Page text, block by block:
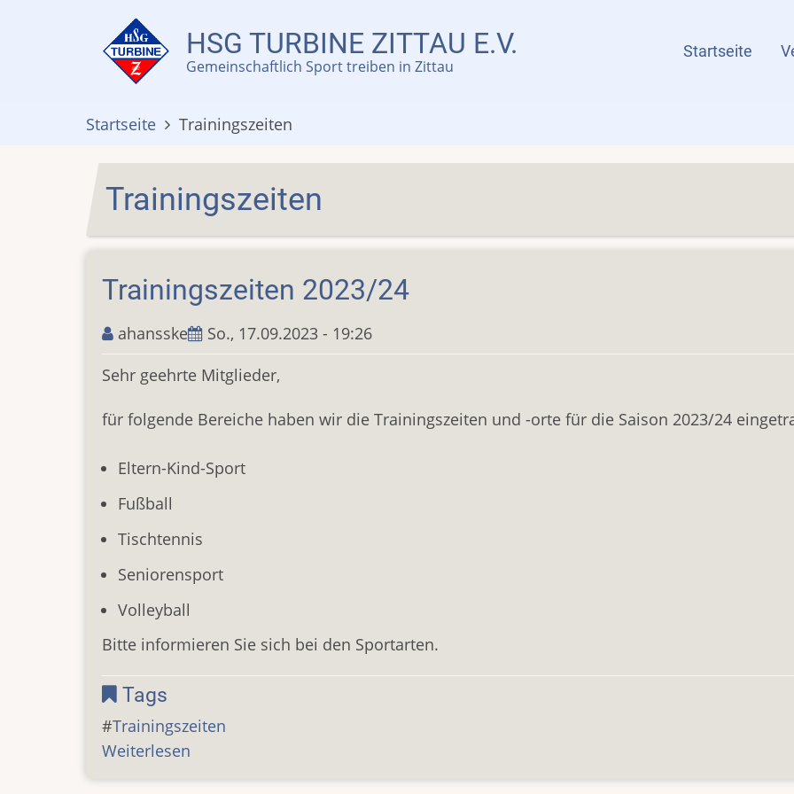
HSG TURBINE ZITTAU E.V.
Gemeinschaftlich Sport treiben in Zittau Menü
Startseite
Startseite Trainingszeiten
Trainingszeiten
Trainingszeiten 2023/24
ahansske
So., 17.09.2023 - 19:26
Sehr geehrte Mitglieder,
für folgende Bereiche haben wir die Trainingszeiten und -orte für die Saison 2023/24
Eltern-Kind-Sport
Fußball
Tischtennis
Seniorensport
Volleyball
Bitte informieren Sie sich bei den Sportarten.
Tags
Trainingszeiten
Weiterlesen